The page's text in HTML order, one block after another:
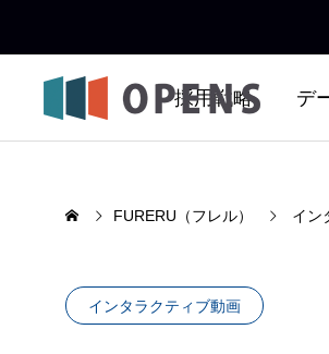
採用戦略 デ
FURERU（フレル） イン
インタラクティブ動画